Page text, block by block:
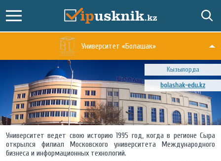
Университет «Болашак»
Кызылорда
bolashak-edu.kz
Университет ведет свою историю 1995 год, когда в регионе Сыра
открылся филиал Московского университета Международного
бизнеса и информационных технологий.